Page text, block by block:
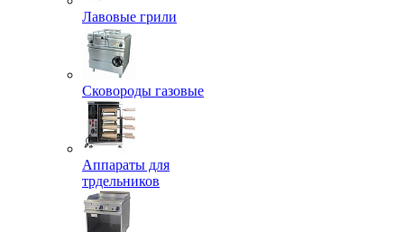
Лавовые грили
Сковороды газовые
Аппараты для
трдельников